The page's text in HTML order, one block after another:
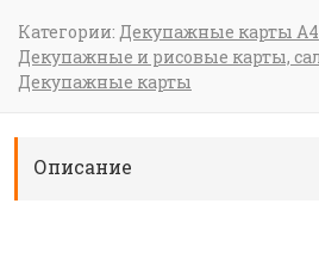
Категории: Декупажные карты А4
Декупажные и рисовые карты,
Декупажные карты
Описание